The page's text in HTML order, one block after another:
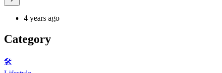
4 years ago
Category
🛠️